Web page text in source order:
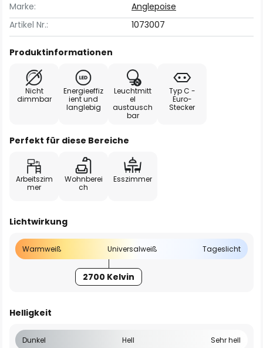
Marke:
Anglepoise
Artikel Nr.:
1073007
Produktinformationen
Nicht
dimmbar
Energieeffiz
ient und
langlebig
Leuchtmitt
el
austausch
bar
Typ C -
Euro-
Stecker
Perfekt für diese Bereiche
Arbeitszim
mer
Wohnberei
ch
Esszimmer
Lichtwirkung
Warmweiß Universalweiß Tageslicht
2700 Kelvin
Helligkeit
Dunkel Hell Sehr hell